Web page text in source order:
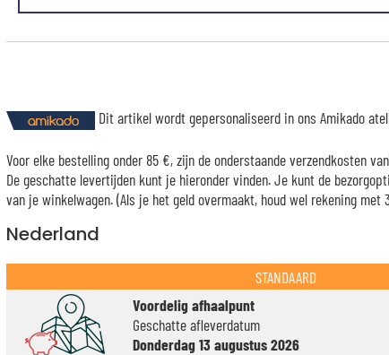
Dit artikel wordt gepersonaliseerd in ons Amikado
Voor elke bestelling onder 85 €, zijn de onderstaande verzendkosten
De geschatte levertijden kunt je hieronder vinden. Je kunt de
van je winkelwagen. (Als je het geld overmaakt, houd wel rekening
Nederland
STANDAARD
Voordelig afhaalpunt
Geschatte afleverdatum
Donderdag 13 augustus 2026